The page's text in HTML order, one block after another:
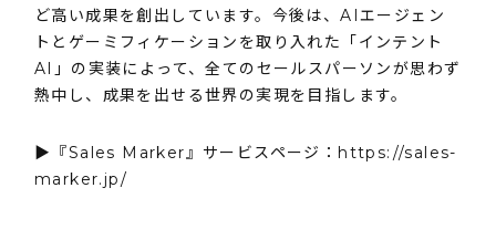
ど高い成果を創出しています。今後は、AIエージェン
トとゲーミフィケーションを取り入れた「インテント
AI」の実装によって、全てのセールスパーソンが思わず
熱中し、成果を出せる世界の実現を目指します。
▶『Sales Marker』サービスページ： https://sales-
marker.jp/